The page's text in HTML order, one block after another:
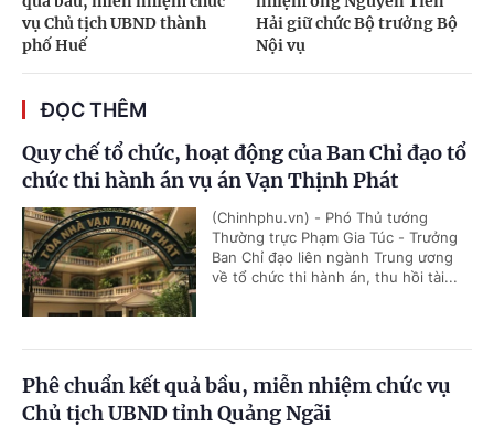
vụ Chủ tịch UBND thành
phố Huế
Hải giữ chức Bộ trưởng Bộ
Nội vụ
ĐỌC THÊM
Quy chế tổ chức, hoạt động của Ban Chỉ đạo tổ
chức thi hành án vụ án Vạn Thịnh Phát
(Chinhphu.vn) - Phó Thủ tướng
Thường trực Phạm Gia Túc - Trưởng
Ban Chỉ đạo liên ngành Trung ương
về tổ chức thi hành án, thu hồi tài...
Phê chuẩn kết quả bầu, miễn nhiệm chức vụ
Chủ tịch UBND tỉnh Quảng Ngãi